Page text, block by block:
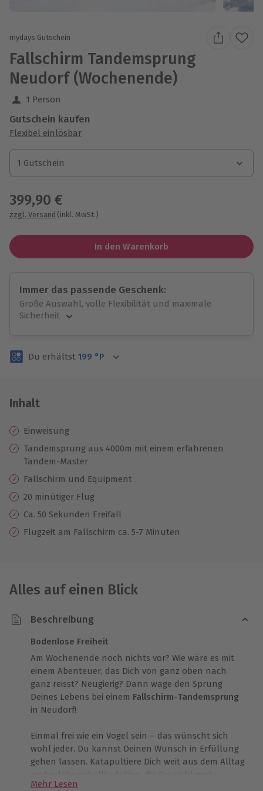
mydays Gutschein
Fallschirm Tandemsprung
Neudorf (Wochenende)
1 Person
Gutschein kaufen
Flexibel einlösbar
1 Gutschein
1 Gutschein
1 Gutschein
399,90 €
zzgl. Versand (inkl. MwSt.)
In den Warenkorb
Immer das passende Geschenk:
Große Auswahl, volle Flexibilität und maximale
Sicherheit
Volle Flexibilität
3 Jahre gültig & verlängerbar.
Du erhältst 199 °P
Inhalt
Einweisung
Tandemsprung aus 4000m mit einem erfahrenen
Tandem-Master
Fallschirm und Equipment
20 minütiger Flug
Ca. 50 Sekunden Freifall
Flugzeit am Fallschirm ca. 5-7 Minuten
Alles auf einen Blick
Beschreibung
Bodenlose Freiheit
Am Wochenende noch nichts vor? Wie wäre es mit
einem Abenteuer, das Dich von ganz oben nach
ganz reisst? Neugierig? Dann wage den Sprung
Deines Lebens bei einem Fallschirm-Tandemsprung
in Neudorf!
Einmal frei wie ein Vogel sein – das wünscht sich
wohl jeder. Du kannst Deinen Wunsch in Erfüllung
gehen lassen. Katapultiere Dich weit aus dem Alltag
und erlebe geballte Action, die Du nicht mehr
vergessen wirst!
Mehr Lesen